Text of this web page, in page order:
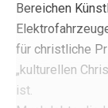
Bereichen
für christliche
„kulturellen
ist.